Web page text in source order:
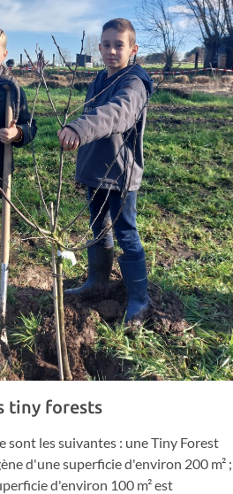
tiny forests
sont les suivantes : une Tiny Forest
d'une superficie d'environ 200 m² ;
d'environ 100 m² est